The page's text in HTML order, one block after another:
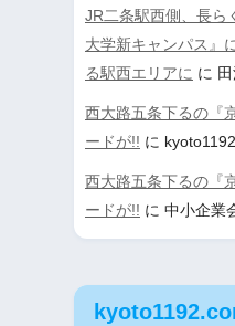
JR二条駅西側、長ら
大学新キャンパス』
る駅西エリアに に
西大路五条下るの『
ードが!! に
西大路五条下るの『
ードが!! に 中小企業